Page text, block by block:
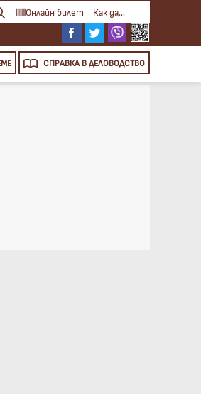
Онлайн билет Как да...
СПРАВКА В ДЕЛОВОДСТВО